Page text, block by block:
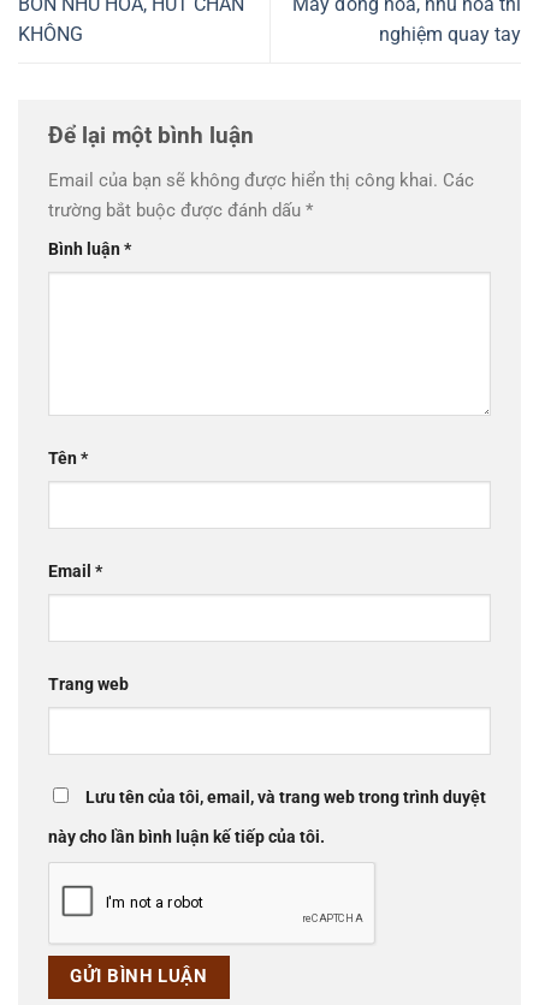
KHÔNG
nghiệm quay tay
Để lại một bình luận
Email của bạn sẽ không được hiển thị công khai. Các
trường bắt buộc được đánh dấu *
Bình luận*
Tên*
Email *
Trang web
Lưu tên của tôi, email, và trang web trong trình duyệt
này cho lần bình luận kế tiếp của tôi.